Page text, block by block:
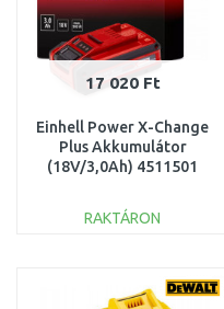
17 020 Ft
Einhell Power X-Change
Plus Akkumulátor
(18V/3,0Ah) 4511501
RAKTÁRON
Összehasonlítás